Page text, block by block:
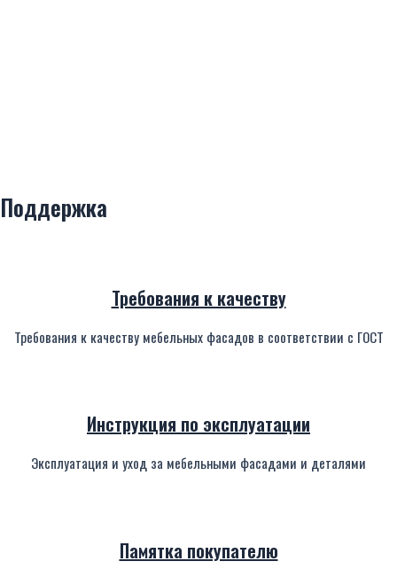
Ф200Ф205Ф209Ф210
Поддержка
Требования к качеству
Требования к качеству мебельных фасадов в соответствии с ГОСТ
Инструкция по эксплуатации
Эксплуатация и уход за мебельными фасадами и деталями
Памятка покупателю